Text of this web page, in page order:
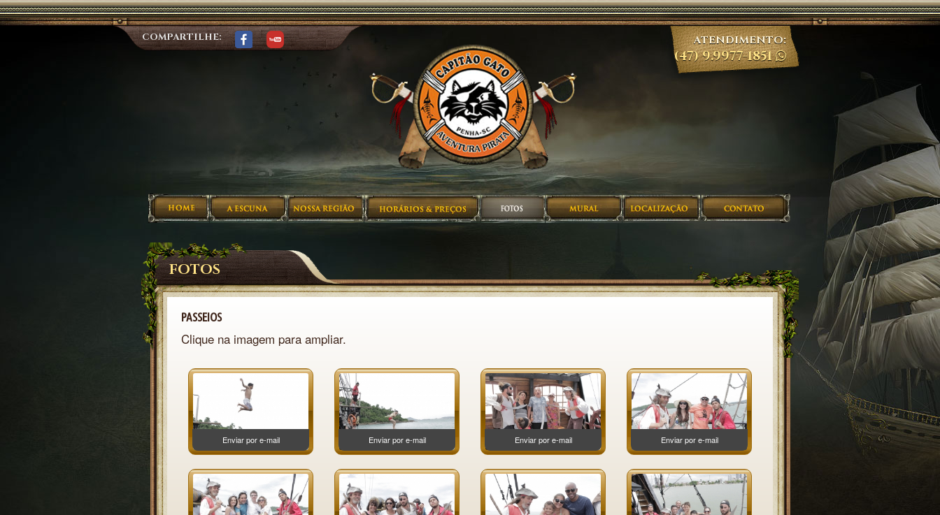
COMPARTILHE: ATENDIMENTO:
(47) 9.9977-1851
FOTOS
PASSEIOS
Clique na imagem para ampliar.
Enviar por e-mail Enviar por e-mail Enviar por e-mail Enviar por e-mail